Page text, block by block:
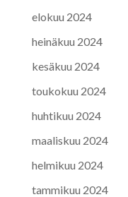
elokuu 2024
heinäkuu 2024
kesäkuu 2024
toukokuu 2024
huhtikuu 2024
maaliskuu 2024
helmikuu 2024
tammikuu 2024